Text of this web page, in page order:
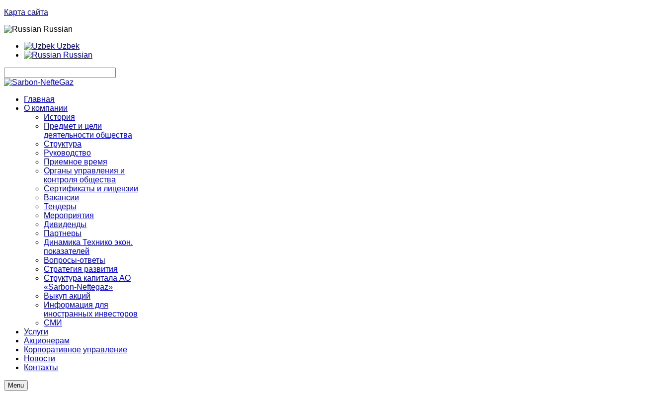
Карта сайта
Russian
Uzbek
Russian
Главная
О компании
История
Предмет и цели
деятельности общества
Структура
Руководство
Приемное время
Органы управления и
контроля общества
Сертификаты и лицензии
Вакансии
Тендеры
Мероприятия
Дивиденды
Партнеры
Динамика Технико экон.
показателей
Вопросы-ответы
Стратегия развития
Структура капитала АО
«Sarbon-Neftegaz»
Выкуп акций
Информация для
иностранных инвесторов
СМИ
Услуги
Акционерам
Корпоративное управление
Новости
Контакты
Menu